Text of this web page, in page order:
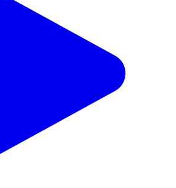
जिले में पुलिस और संबंधित विभाग की